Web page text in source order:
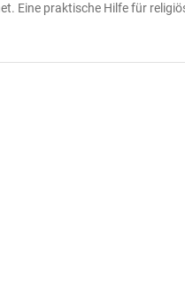
Eine praktische Hilfe für